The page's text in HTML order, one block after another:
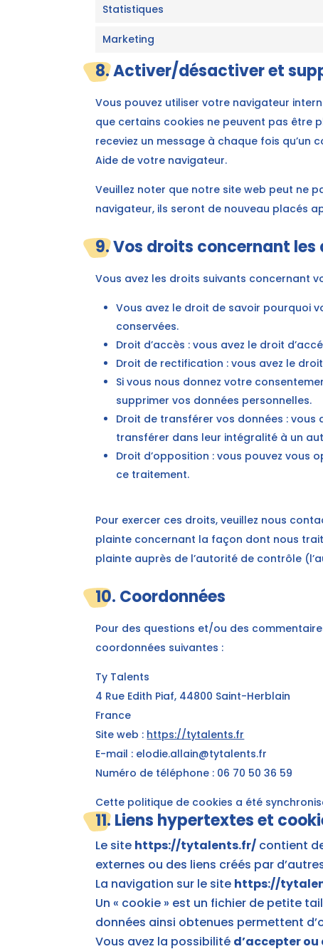
Statistiques
Marketing
8. Activer/désactiver et
Vous pouvez utiliser votre navigateur
que certains cookies ne peuvent pas être
receviez un message à chaque fois qu’un
Aide de votre navigateur.
Veuillez noter que notre site web peut ne
navigateur, ils seront de nouveau placés
9. Vos droits concernant les
Vous avez les droits suivants concernant
Vous avez le droit de savoir pourquoi
conservées.
Droit d’accès : vous avez le droit
Droit de rectification : vous avez le
Si vous nous donnez votre
supprimer vos données personnelles.
Droit de transférer vos données :
transférer dans leur intégralité à un
Droit d’opposition : vous pouvez vous
ce traitement.
Pour exercer ces droits, veuillez nous
plainte concernant la façon dont nous
plainte auprès de l’autorité de contrôle
10. Coordonnées
Pour des questions et/ou des
coordonnées suivantes :
Ty Talents
4 Rue Edith Piaf, 44800 Saint-Herblain
France
Site web : https://tytalents.fr
E-mail : elodie.allain@tytalents.fr
Numéro de téléphone : 06 70 50 36 59
Cette politique de cookies a été
11. Liens hypertextes et
Le site https://tytalents.fr/ contient
externes ou des liens créés par
La navigation sur le site https://
Un « cookie » est un fichier de petite
données ainsi obtenues permettent
Vous avez la possibilité d’accepter ou